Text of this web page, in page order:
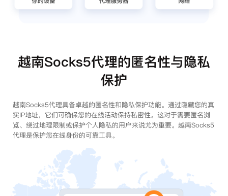
越南Socks5代理的匿名性与隐私
保护
越南Socks5代理具备卓越的匿名性和隐私保护功能。通过隐藏您的真
实IP地址，它们可确保您的在线活动保持私密性。这对于需要匿名浏
览、绕过地理限制或保护个人隐私的用户来说尤为重要。越南Socks5
代理是保护您在线身份的可靠工具。